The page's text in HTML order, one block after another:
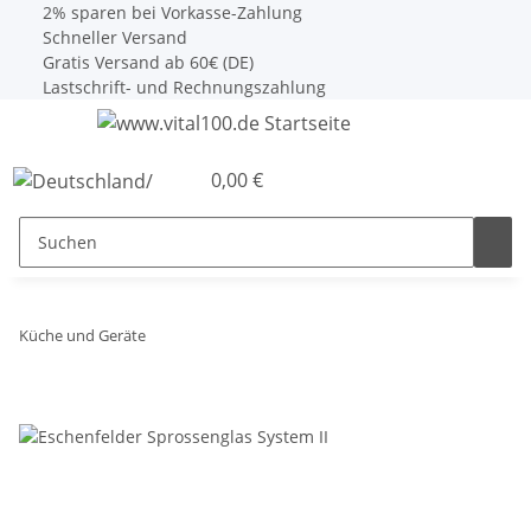
2% sparen bei Vorkasse-Zahlung
Schneller Versand
Gratis Versand ab 60€ (DE)
Lastschrift- und Rechnungszahlung
0,00 €
Küche und Geräte